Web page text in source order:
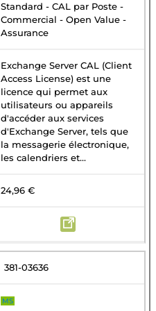
Standard - CAL par Poste -
Commercial - Open Value -
Assurance
Exchange Server CAL (Client
Access License) est une
licence qui permet aux
utilisateurs ou appareils
d'accéder aux services
d'Exchange Server, tels que
la messagerie électronique,
les calendriers et...
24,96 €
381-03636
MS